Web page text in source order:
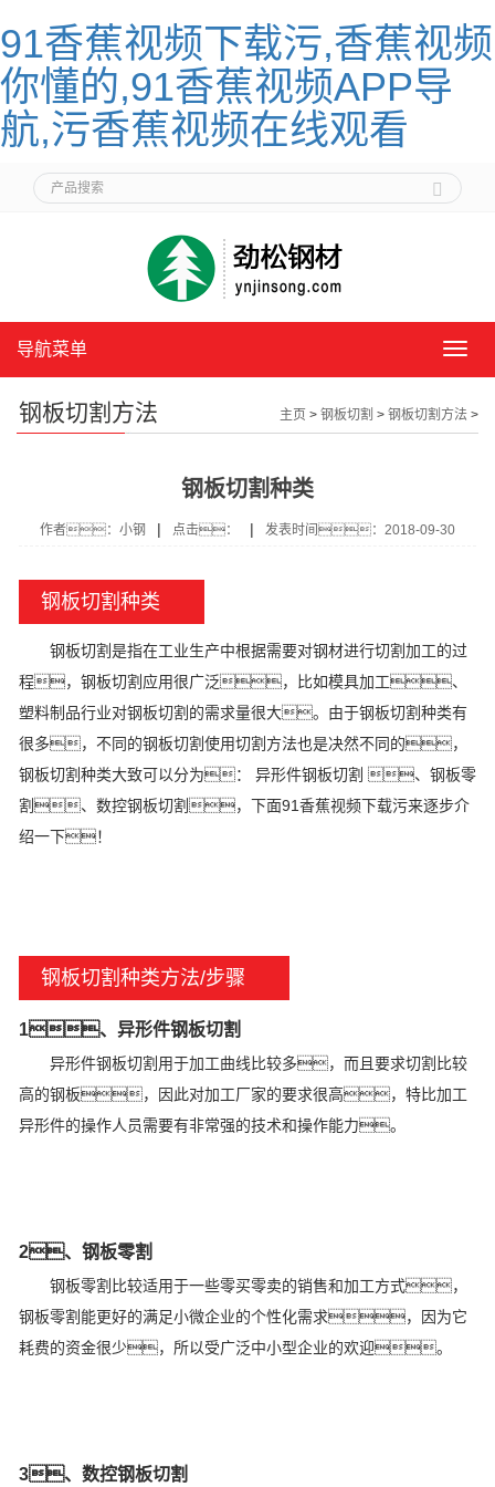
91香蕉视频下载污,香蕉视频
你懂的,91香蕉视频APP导
航,污香蕉视频在线观看
导
单
导航菜单
钢板切割方法 主页 > 钢板切割 > 钢板切割方法 >
钢板切割种类
作者：小钢 | 点击： | 发表时间：2018-09-30
钢板切割种类
钢板切割是指在工业生产中根据需要对钢材进行切割加工的过
程，钢板切割应用很广泛，比如模具加工、
塑料制品行业对钢板切割的需求量很大。由于钢板切割种类有
很多，不同的钢板切割使用切割方法也是决然不同的，
钢板切割种类大致可以分为： 异形件钢板切割 、钢板零
割、数控钢板切割，下面91香蕉视频下载污来逐步介
绍一下！
钢板切割种类方法/步骤
1、异形件钢板切割
异形件钢板切割用于加工曲线比较多，而且要求切割比较
高的钢板，因此对加工厂家的要求很高，特比加工
异形件的操作人员需要有非常强的技术和操作能力。
2、钢板零割
钢板零割比较适用于一些零买零卖的销售和加工方式，
钢板零割能更好的满足小微企业的个性化需求，因为它
耗费的资金很少，所以受广泛中小型企业的欢迎。
3、数控钢板切割